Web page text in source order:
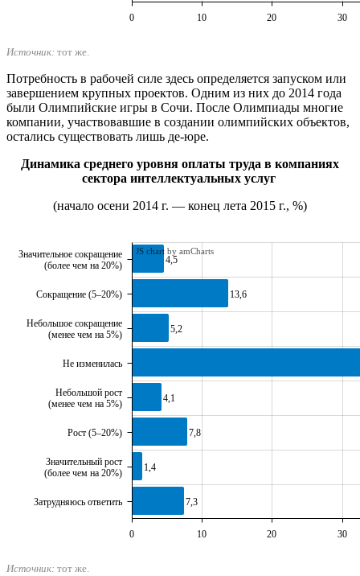
0 10 20 30
Источник: тот же.
Потребность в рабочей силе здесь определяется запуском или
завершением крупных проектов. Одним из них до 2014 года
были Олимпийские игры в Сочи. После Олимпиады многие
компании, участвовавшие в создании олимпийских объектов,
остались существовать лишь де-юре.
Динамика среднего уровня оплаты труда в компаниях
сектора интеллектуальных услуг
(начало осени 2014 г. — конец лета 2015 г., %)
4,5
13,6
5,2
4,1
7,8
1,4
7,3
Значительное сокращение
(более чем на 20%)
Сокращение (5–20%)
Небольшое сокращение
(менее чем на 5%)
Не изменилась
Небольшой рост
(менее чем на 5%)
Рост (5–20%)
Значительный рост
(более чем на 20%)
Затрудняюсь ответить
0 10 20 30
JS chart by amCharts
Источник: тот же.